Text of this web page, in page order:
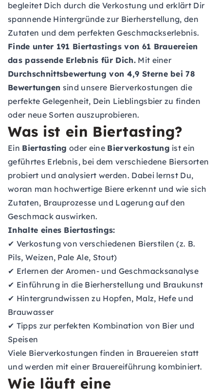
begleitet Dich durch die Verkostung und erklärt Dir
spannende Hintergründe zur Bierherstellung, den
Zutaten und dem perfekten Geschmackserlebnis.
Finde unter 191 Biertastings von 61 Brauereien
das passende Erlebnis für Dich.Mit einer
Durchschnittsbewertung von 4,9 Sterne bei 78
Bewertungen sind unsere Bierverkostungen die
perfekte Gelegenheit, Dein Lieblingsbier zu finden
oder neue Sorten auszuprobieren.
Was ist ein Biertasting?
Ein Biertasting oder eine Bierverkostung ist ein
geführtes Erlebnis, bei dem verschiedene Biersorten
probiert und analysiert werden. Dabei lernst Du,
woran man hochwertige Biere erkennt und wie sich
Zutaten, Brauprozesse und Lagerung auf den
Geschmack auswirken.
Inhalte eines Biertastings:
✔ Verkostung von verschiedenen Bierstilen (z. B.
Pils, Weizen, Pale Ale, Stout)
✔ Erlernen der Aromen- und Geschmacksanalyse
✔ Einführung in die Bierherstellung und Braukunst
✔ Hintergrundwissen zu Hopfen, Malz, Hefe und
Brauwasser
✔ Tipps zur perfekten Kombination von Bier und
Speisen
Viele Bierverkostungen finden in Brauereien statt
und werden mit einer Brauereiführung kombiniert.
Wie läuft eine